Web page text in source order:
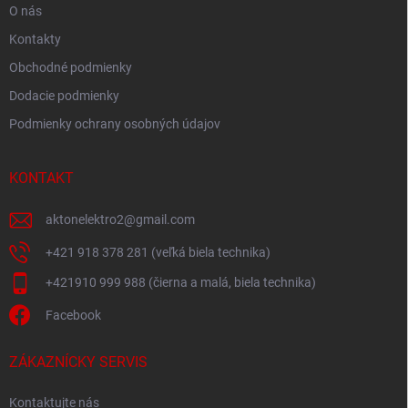
O nás
Kontakty
Obchodné podmienky
Dodacie podmienky
Podmienky ochrany osobných údajov
KONTAKT
aktonelektro2@gmail.com
+421 918 378 281 (veľká biela technika)
+421910 999 988 (čierna a malá, biela technika)
Facebook
ZÁKAZNÍCKY SERVIS
Kontaktujte nás